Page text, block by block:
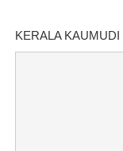
KERALA KAUMUDI